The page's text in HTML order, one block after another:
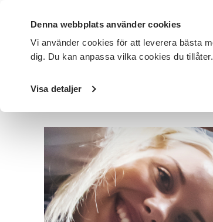
Denna webbplats använder cookies
Vi använder cookies för att leverera bästa
dig. Du kan anpassa vilka cookies du tillåter.
Visa detaljer
DET HÄR GÖR VI FÖR DIG SOM SÖK
Startsida / Avdelningar